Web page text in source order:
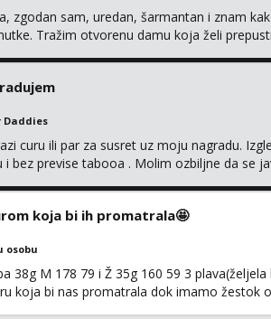
zgodan sam, uredan, šarmantan i znam
Tražim otvorenu damu koja želi
Daddies
curu ili par za susret uz moju nagradu.
bez previse tabooa . Molim ozbiljne da se
koja bi ih promatrala🤩
osobu
38g M 178 79 i Ž 35g 160 59 3
koja bi nas promatrala dok imamo žestok